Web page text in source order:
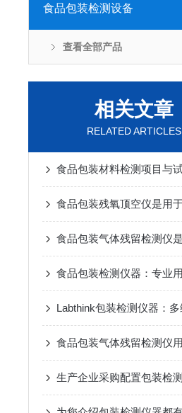
食品包装检测设备
查看全部产品
相关文章
RELATED ARTICLES